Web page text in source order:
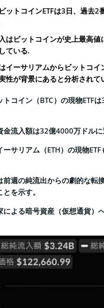
ットコインETFは3日、過去
はビットコインが史上最高
ている.
イーサリアムからビットコ
性が背景にあると分析されて
トコイン（BTC）の現物ETF
金流入額は32億4000万ドルに
ーサリアム（ETH）の現物
前週の純流出からの劇的な転
を示す。
による暗号資産（仮想通貨）